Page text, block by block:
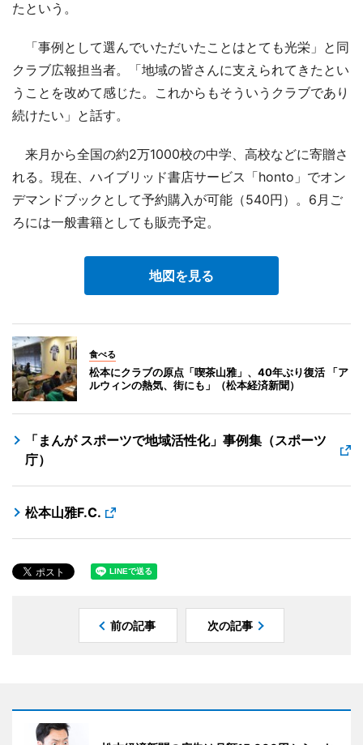
たという。
「事例として選んでいただいたことはとても光栄」と同
クラブ広報担当者。「地域の皆さんに支えられてきたとい
うことを改めて感じた。これからもそういうクラブであり
続けたい」と話す。
来月から全国の約2万1000校の中学、高校などに寄贈さ
れる。現在、ハイブリッド書店サービス「honto」でオン
デマンドブックとして予約購入が可能（540円）。6月ご
ろには一般書籍としても販売予定。
地図を見る
食べる
松本にクラブの原点「喫茶山雅」、40年ぶり復活 「ア
ルウィンの熱気、街にも」（松本経済新聞）
「まんが スポーツで地域活性化」事例集（スポーツ
庁）
松本山雅F.C.
前の記事 次の記事